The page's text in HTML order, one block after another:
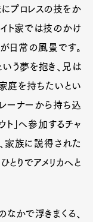
にプロレスの技をか
ト家では技のかけ
日常の風景です。
う夢を抱き、兄は
庭を持ちたいとい
ーナーから持ち込
ト」へ参加するチャ
家族に説得された
とりでアメリカへと
かで浮きまくる、